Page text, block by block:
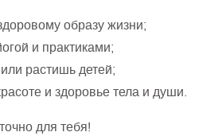
образу жизни;
и практиками;
растишь детей;
и здоровье тела и души.
для тебя!